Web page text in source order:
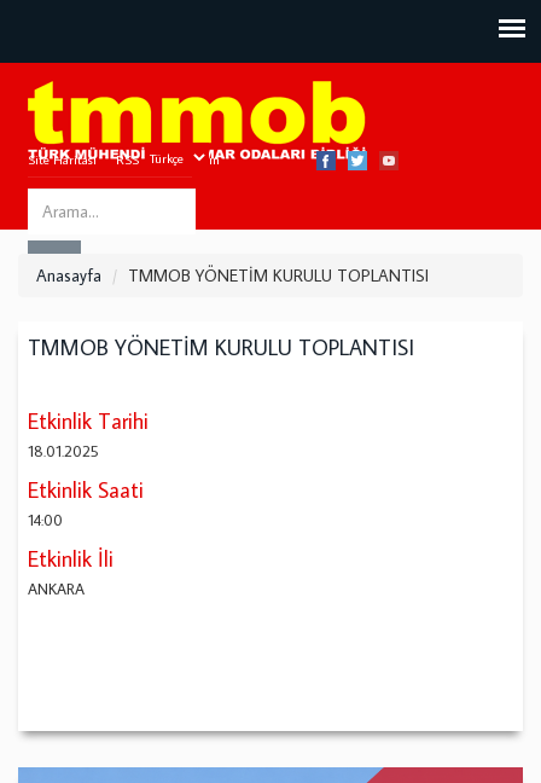
Site Haritası RSS Bize Ulaşın
Search
this
Anasayfa TMMOB YÖNETİM KURULU TOPLANTISI
TMMOB YÖNETİM KURULU TOPLANTISI
Etkinlik Tarihi
18.01.2025
Etkinlik Saati
14:00
Etkinlik İli
ANKARA